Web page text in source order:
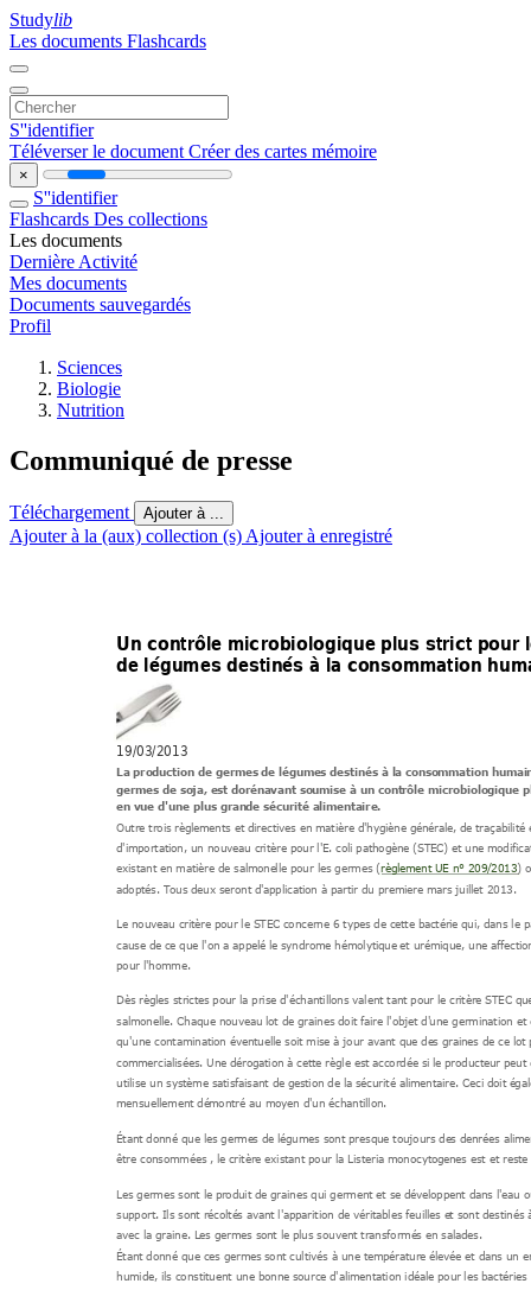
Studylib
Les documents Flashcards
S''identifier
Téléverser le document Créer des cartes mémoire
×
S''identifier
Flashcards Des collections
Les documents
Dernière Activité
Mes documents
Documents sauvegardés
Profil
Sciences
Biologie
Nutrition
Communiqué de presse
Téléchargement Ajouter à ...
Ajouter à la (aux) collection (s) Ajouter à enregistré
Un contrôle microbiologique plus strict pour
de légumes destinés à la consommation h
19/03/2013
La production de germes de légumes destinés à la consommation humai
germes de soja, est dorénavant soumise à un contrôle microbiologique
en vue d'une plus grande sécurité alimentaire.
Outre trois règlements et directives en matière d'hygiène générale, de traçabilité
d'importation, un nouveau critère pour l'E. coli pathogène (STEC) et une
existant en matière de salmonelle pour les germes (règlement UE n° 209/2013)
adoptés. Tous deux seront d'application à partir du premiere mars juillet 2013.
Le nouveau critère pour le STEC concerne 6 types de cette bactérie qui, dans le
cause de ce que l'on a appelé le syndrome hémolytique et urémique, une
pour l'homme.
Dès règles strictes pour la prise d'échantillons valent tant pour le critère STEC
salmonelle. Chaque nouveau lot de graines doit faire l'objet d'une germination
qu'une contamination éventuelle soit mise à jour avant que des graines de ce
commercialisées. Une dérogation à cette règle est accordée si le producteur peut
utilise un système satisfaisant de gestion de la sécurité alimentaire. Ceci doit é
mensuellement démontré au moyen d'un échantillon.
Étant donné que les germes de légumes sont presque toujours des denrées
être consommées , le critère existant pour la Listeria monocytogenes est et
Les germes sont le produit de graines qui germent et se développent dans l'eau
support. Ils sont récoltés avant l'apparition de véritables feuilles et sont destinés
avec la graine. Les germes sont le plus souvent transformés en salades.
Étant donné que ces germes sont cultivés à une température élevée et dans un
humide, ils constituent une bonne source d'alimentation idéale pour les